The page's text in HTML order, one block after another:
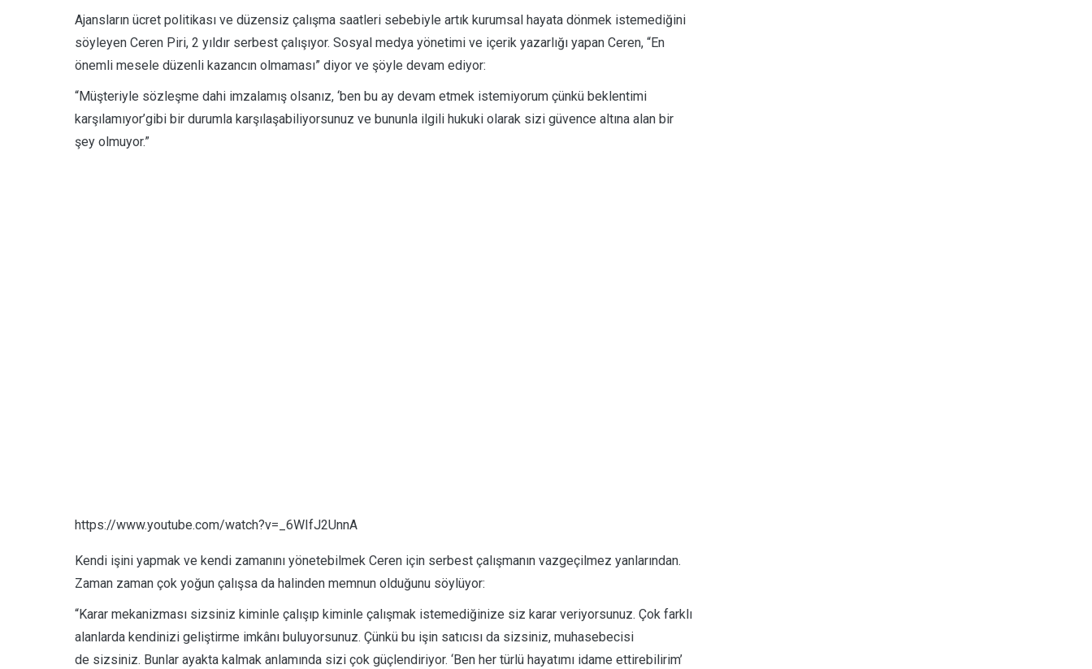
Ajansların ücret politikası ve düzensiz çalışma saatleri sebebiyle artık kurumsal hayata dönmek istemediğini
söyleyen Ceren Piri, 2 yıldır serbest çalışıyor. Sosyal medya yönetimi ve içerik yazarlığı yapan Ceren, “En
önemli mesele düzenli kazancın olmaması” diyor ve şöyle devam ediyor:
“Müşteriyle sözleşme dahi imzalamış olsanız, ‘ben bu ay devam etmek istemiyorum çünkü beklentimi
karşılamıyor’gibi bir durumla karşılaşabiliyorsunuz ve bununla ilgili hukuki olarak sizi güvence altına alan bir
şey olmuyor.”
https://www.youtube.com/watch?v=_6WIfJ2UnnA
Kendi işini yapmak ve kendi zamanını yönetebilmek Ceren için serbest çalışmanın vazgeçilmez yanlarından.
Zaman zaman çok yoğun çalışsa da halinden memnun olduğunu söylüyor:
“Karar mekanizması sizsiniz kiminle çalışıp kiminle çalışmak istemediğinize siz karar veriyorsunuz. Çok farklı
alanlarda kendinizi geliştirme imkânı buluyorsunuz. Çünkü bu işin satıcısı da sizsiniz, muhasebecisi
de sizsiniz. Bunlar ayakta kalmak anlamında sizi çok güçlendiriyor. ‘Ben her türlü hayatımı idame ettirebilirim’